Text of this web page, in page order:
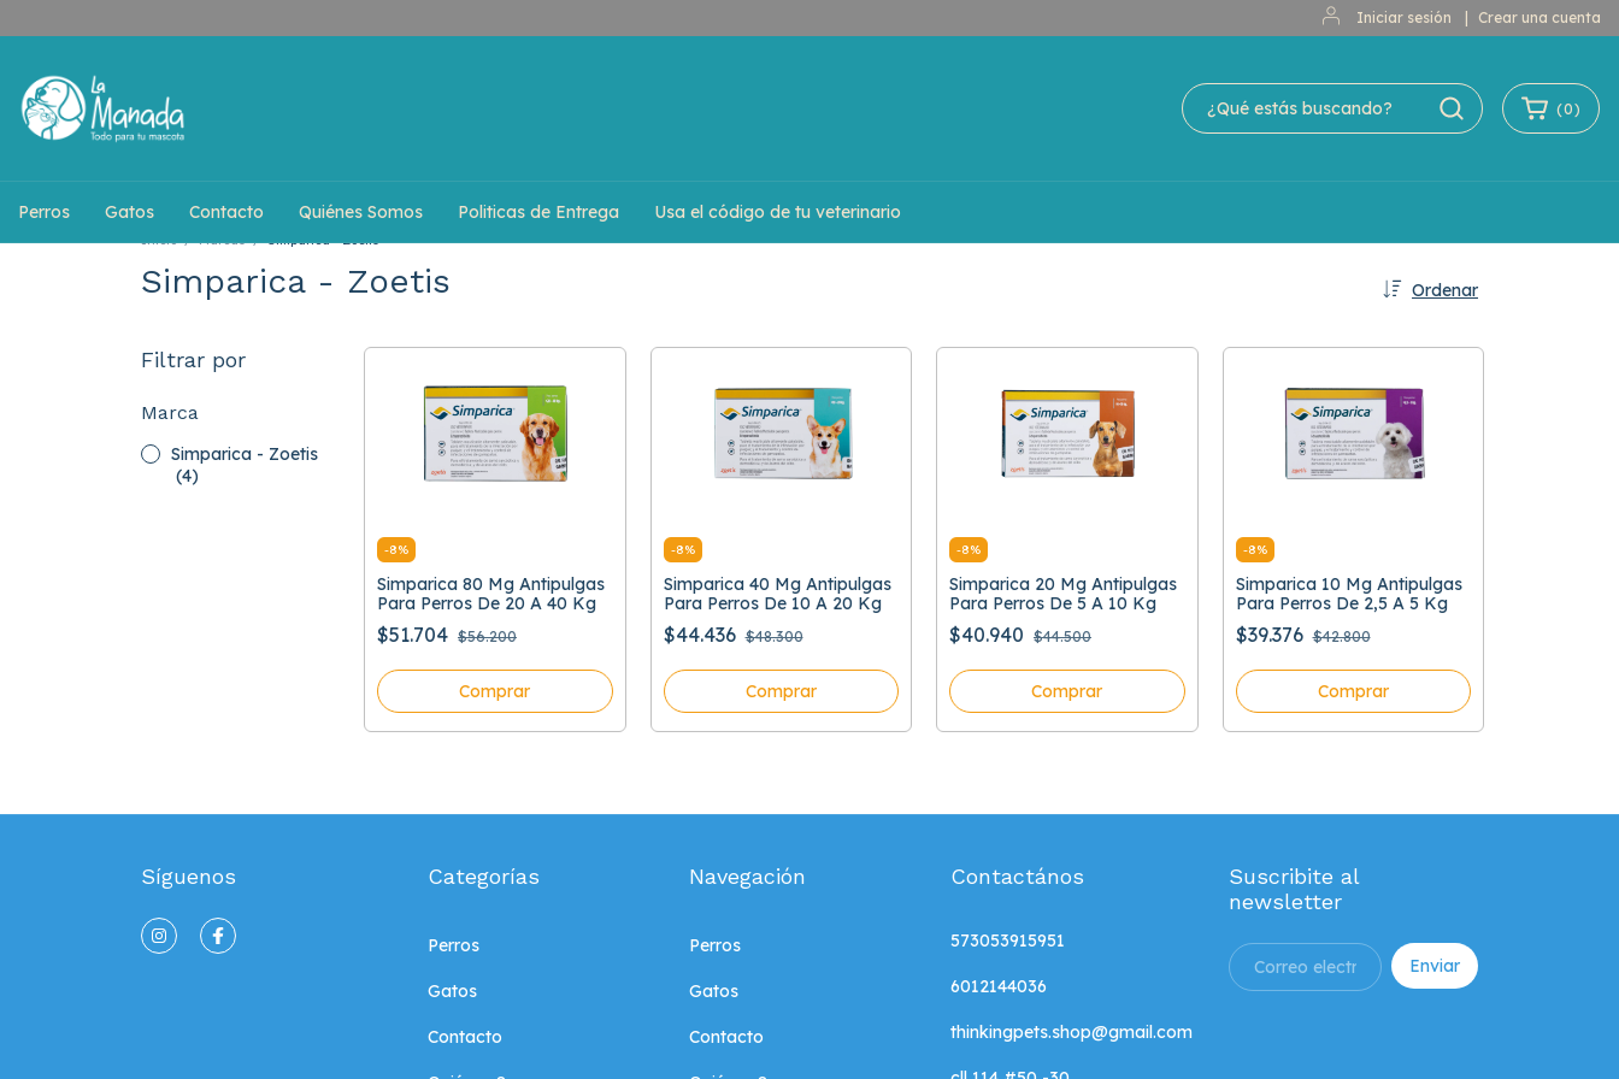
Iniciar sesión Crear una cuenta
(0)
Perros Gatos Contacto Quiénes Somos Politicas de Entrega Usa el código de tu veterinario
Inicio / Marcas / Simparica - Zoetis
Simparica - Zoetis Ordenar
Filtrar por
Marca
Simparica - Zoetis
(4)
-8%
Simparica 80 Mg Antipulgas
Para Perros De 20 A 40 Kg
$51.704 $56.200
Comprar
-8%
Simparica 40 Mg Antipulgas
Para Perros De 10 A 20 Kg
$44.436 $48.300
Comprar
-8%
Simparica 20 Mg Antipulgas
Para Perros De 5 A 10 Kg
$40.940 $44.500
Comprar
-8%
Simparica 10 Mg Antipulgas
Para Perros De 2,5 A 5 Kg
$39.376 $42.800
Comprar
Síguenos Categorías
Perros
Gatos
Contacto
Navegación
Perros
Gatos
Contacto
Contactános
573053915951
6012144036
thinkingpets.shop@gmail.com
Suscribite al
newsletter